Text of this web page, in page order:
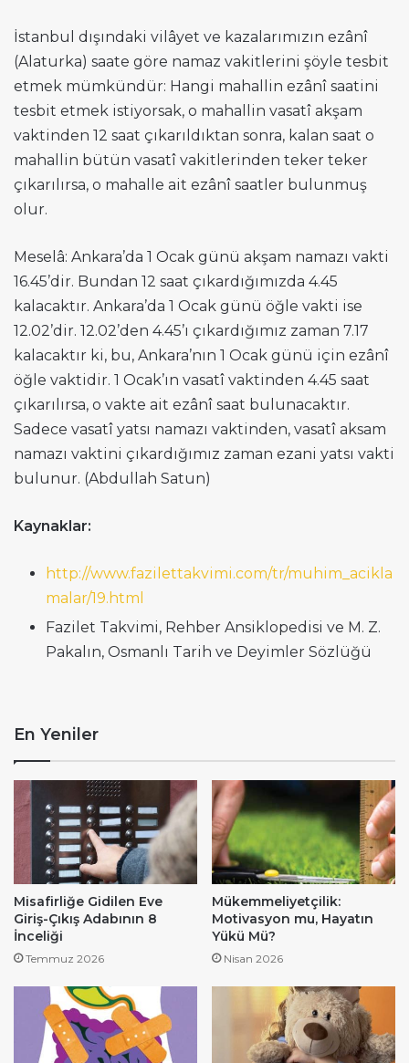
İstanbul dışındaki vilâyet ve kazalarımızın ezânî
(Alaturka) saate göre namaz vakitlerini şöyle tesbit
etmek mümkündür: Hangi mahallin ezânî saatini
tesbit etmek istiyorsak, o mahallin vasatî akşam
vaktinden 12 saat çıkarıldıktan sonra, kalan saat o
mahallin bütün vasatî vakitlerinden teker teker
çıkarılırsa, o mahalle ait ezânî saatler bulunmuş
olur.
Meselâ: Ankara’da 1 Ocak günü akşam namazı vakti
16.45’dir. Bundan 12 saat çıkardığımızda 4.45
kalacaktır. Ankara’da 1 Ocak günü öğle vakti ise
12.02’dir. 12.02’den 4.45’ı çıkardığımız zaman 7.17
kalacaktır ki, bu, Ankara’nın 1 Ocak günü için ezânî
öğle vaktidir. 1 Ocak’ın vasatî vaktinden 4.45 saat
çıkarılırsa, o vakte ait ezânî saat bulunacaktır.
Sadece vasatî yatsı namazı vaktinden, vasatî aksam
namazı vaktini çıkardığımız zaman ezani yatsı vakti
bulunur. (Abdullah Satun)
Kaynaklar:
http://www.fazilettakvimi.com/tr/muhim_acikla
malar/19.html
Fazilet Takvimi, Rehber Ansiklopedisi ve M. Z.
Pakalın, Osmanlı Tarih ve Deyimler Sözlüğü
En Yeniler
Misafirliğe Gidilen Eve
Giriş-Çıkış Adabının 8
İnceliği
Temmuz 2026
Mükemmeliyetçilik:
Motivasyon mu, Hayatın
Yükü Mü?
Nisan 2026